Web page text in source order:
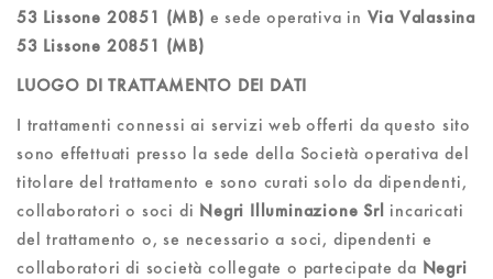
53 Lissone 20851 (MB) e sede operativa in Via Valassina
53 Lissone 20851 (MB)
LUOGO DI TRATTAMENTO DEI DATI
I trattamenti connessi ai servizi web offerti da questo sito
sono effettuati presso la sede della Società operativa del
titolare del trattamento e sono curati solo da dipendenti,
collaboratori o soci di Negri Illuminazione Srl incaricati
del trattamento o, se necessario a soci, dipendenti e
collaboratori di società collegate o partecipate da Negri